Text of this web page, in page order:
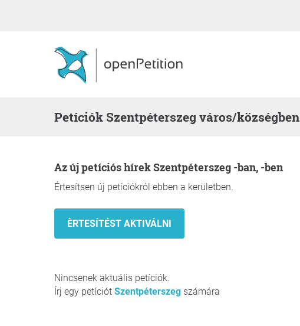
Petíciók Szentpéterszeg város/községben
Az új petíciós hírek Szentpéterszeg -ban, -ben
Értesítsen új petíciókról ebben a kerületben.
Nincsenek aktuális petíciók.
Írj egy petíciót Szentpéterszeg számára